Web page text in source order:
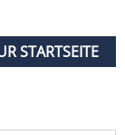
STARTSEITE